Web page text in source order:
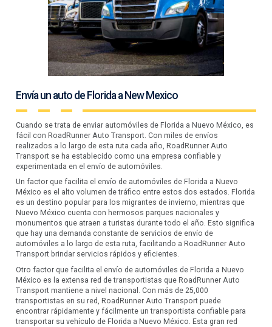
Envía un auto de Florida a New Mexico
Cuando se trata de enviar automóviles de Florida a Nuevo México, es
fácil con RoadRunner Auto Transport. Con miles de envíos
realizados a lo largo de esta ruta cada año, RoadRunner Auto
Transport se ha establecido como una empresa confiable y
experimentada en el envío de automóviles.
Un factor que facilita el envío de automóviles de Florida a Nuevo
México es el alto volumen de tráfico entre estos dos estados. Florida
es un destino popular para los migrantes de invierno, mientras que
Nuevo México cuenta con hermosos parques nacionales y
monumentos que atraen a turistas durante todo el año. Esto significa
que hay una demanda constante de servicios de envío de
automóviles a lo largo de esta ruta, facilitando a RoadRunner Auto
Transport brindar servicios rápidos y eficientes.
Otro factor que facilita el envío de automóviles de Florida a Nuevo
México es la extensa red de transportistas que RoadRunner Auto
Transport mantiene a nivel nacional. Con más de 25,000
transportistas en su red, RoadRunner Auto Transport puede
encontrar rápidamente y fácilmente un transportista confiable para
transportar su vehículo de Florida a Nuevo México. Esta gran red